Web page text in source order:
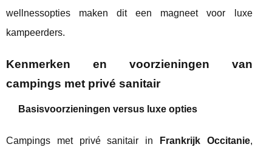
wellnessopties maken dit een magneet voor luxe
kampeerders.
Kenmerken en voorzieningen van
campings met privé sanitair
Basisvoorzieningen versus luxe opties
Campings met privé sanitair in Frankrijk Occitanie,